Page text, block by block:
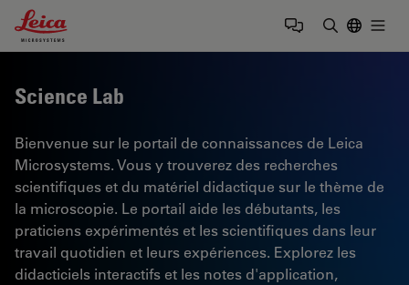
Leica Microsystems Logo
Science Lab
Bienvenue sur le portail de connaissances de Leica
Microsystems. Vous y trouverez des recherches
scientifiques et du matériel didactique sur le thème de
la microscopie. Le portail aide les débutants, les
praticiens expérimentés et les scientifiques dans leur
travail quotidien et leurs expériences. Explorez les
didacticiels interactifs et les notes d'application,